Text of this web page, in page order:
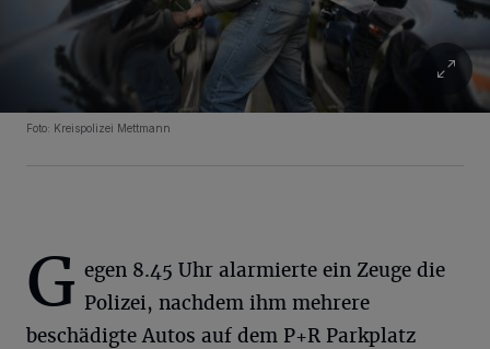
Foto: Kreispolizei Mettmann
G egen 8.45 Uhr alarmierte ein Zeuge die
Polizei, nachdem ihm mehrere
beschädigte Autos auf dem P+R Parkplatz